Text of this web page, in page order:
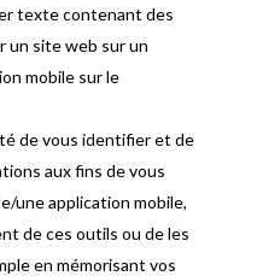
texte contenant des
un site web sur un
mobile sur le
de vous identifier et de
aux fins de vous
une application mobile,
de ces outils ou de les
en mémorisant vos